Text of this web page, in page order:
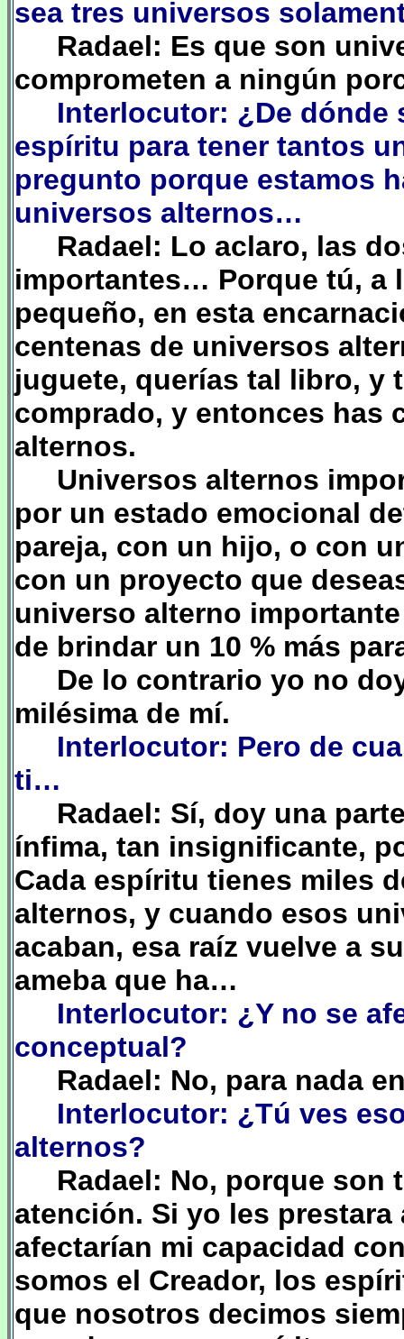
sea tres universos
Radael: Es que son
comprometen a ningún
Interlocutor: ¿De dónde
espíritu para tener tantos
pregunto porque estamos
universos alternos…
Radael: Lo aclaro, las
importantes… Porque tú, a
pequeño, en esta
centenas de universos
juguete, querías tal libro, y
comprado, y entonces has
alternos.
Universos alternos
por un estado emocional
pareja, con un hijo, o con
con un proyecto que
universo alterno
de brindar un 10 % más
De lo contrario yo no
milésima de mí.
Interlocutor: Pero de
ti…
Radael: Sí, doy una
ínfima, tan insignificante,
Cada espíritu tienes miles
alternos, y cuando esos
acaban, esa raíz vuelve a
ameba que ha…
Interlocutor: ¿Y no se
conceptual?
Radael: No, para nada
Interlocutor: ¿Tú ves
alternos?
Radael: No, porque son
atención. Si yo les
afectarían mi capacidad
somos el Creador, los
que nosotros decimos